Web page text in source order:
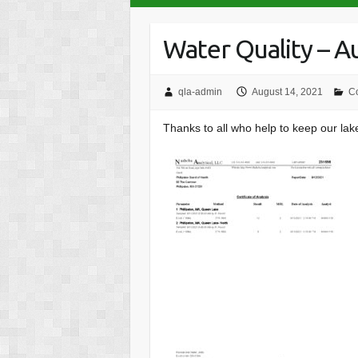
Water Quality –
qla-admin August 14, 2021
Thanks to all who help to keep our